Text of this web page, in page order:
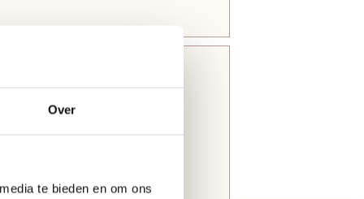
Over
te bieden en om ons
kant en klaar om afgehangen te
armgeschaafd en met